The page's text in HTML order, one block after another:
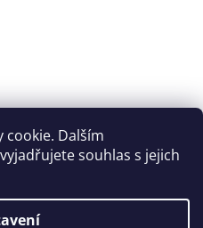
cookie. Dalším
souhlas s jejich
Shoptet